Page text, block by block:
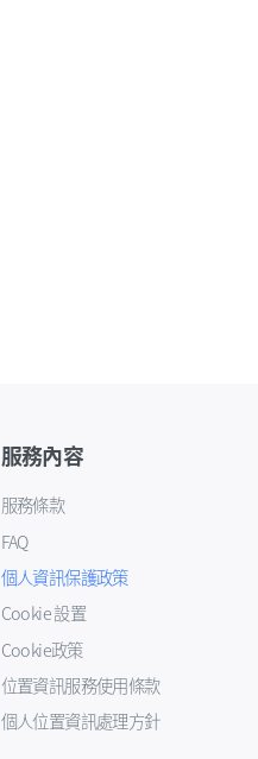
服務內容
服務條款
FAQ
個人資訊保護政策
Cookie 設置
Cookie政策
位置資訊服務使用條款
個人位置資訊處理方針